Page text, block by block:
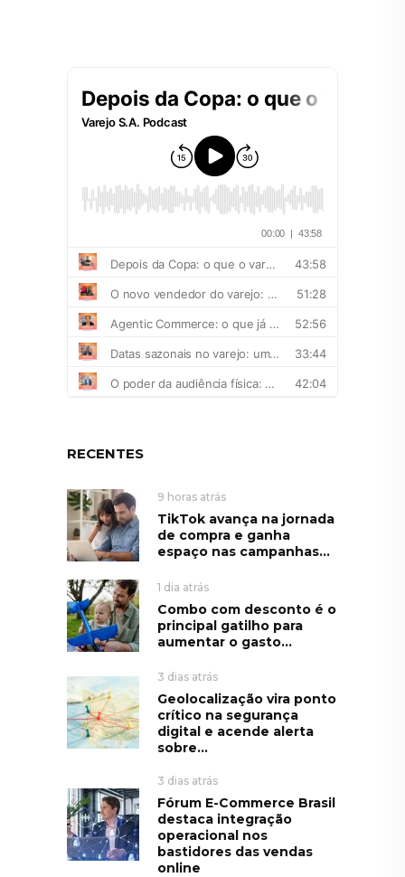
RECENTES
9 horas atrás
TikTok avança na jornada
de compra e ganha
espaço nas campanhas...
1 dia atrás
Combo com desconto é o
principal gatilho para
aumentar o gasto...
3 dias atrás
Geolocalização vira ponto
crítico na segurança
digital e acende alerta
sobre...
3 dias atrás
Fórum E-Commerce Brasil
destaca integração
operacional nos
bastidores das vendas
online